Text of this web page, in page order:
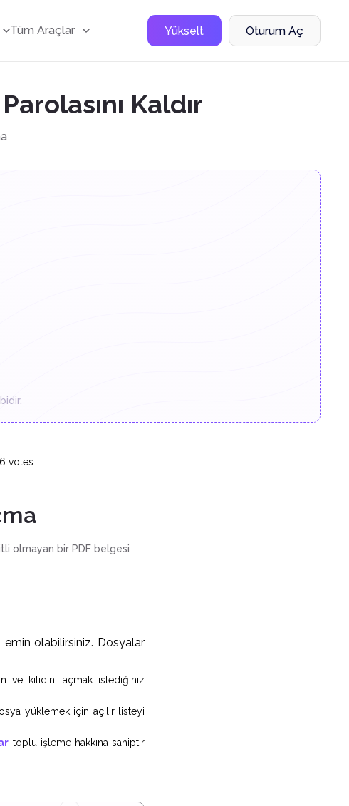
Tüm Araçlar Yükselt Oturum Aç
Kaldır
6 votes
olmayan bir PDF belgesi
emin olabilirsiniz. Dosyalar
ve kilidini açmak istediğiniz
yüklemek için açılır listeyi
toplu işleme hakkına sahiptir